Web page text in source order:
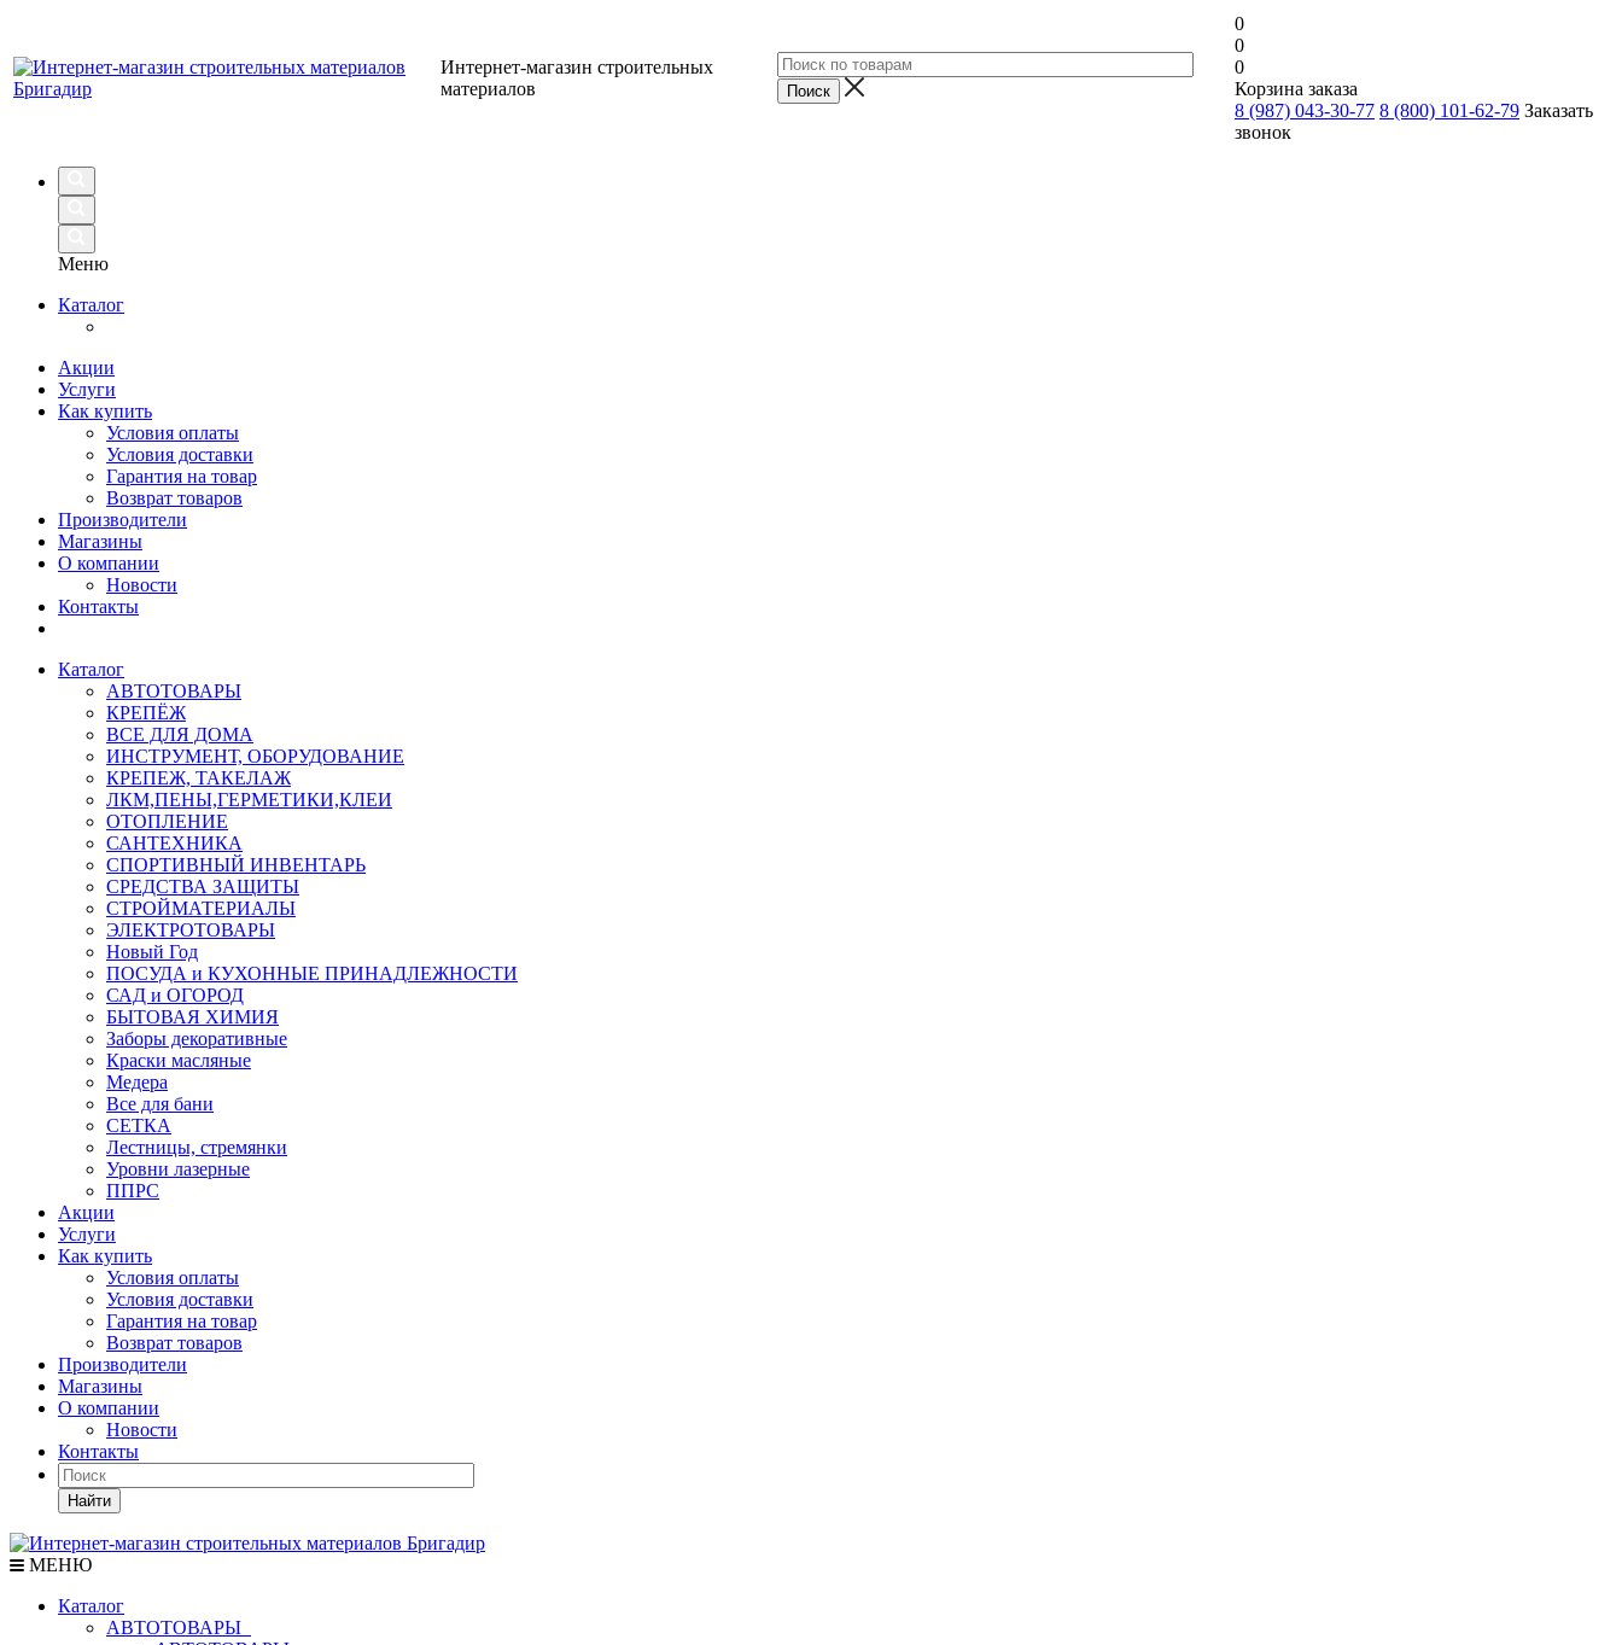
Интернет-магазин строительных
материалов
0
0
0
Корзина заказа
8 (987) 043-30-77 8 (800) 101-62-79 Заказать
звонок
Меню
Каталог
Акции
Услуги
Как купить
Условия оплаты
Условия доставки
Гарантия на товар
Возврат товаров
Производители
Магазины
О компании
Новости
Контакты
Каталог
АВТОТОВАРЫ
КРЕПЁЖ
ВСЕ ДЛЯ ДОМА
ИНСТРУМЕНТ, ОБОРУДОВАНИЕ
КРЕПЕЖ, ТАКЕЛАЖ
ЛКМ,ПЕНЫ,ГЕРМЕТИКИ,КЛЕИ
ОТОПЛЕНИЕ
САНТЕХНИКА
СПОРТИВНЫЙ ИНВЕНТАРЬ
СРЕДСТВА ЗАЩИТЫ
СТРОЙМАТЕРИАЛЫ
ЭЛЕКТРОТОВАРЫ
Новый Год
ПОСУДА и КУХОННЫЕ ПРИНАДЛЕЖНОСТИ
САД и ОГОРОД
БЫТОВАЯ ХИМИЯ
Заборы декоративные
Краски масляные
Медера
Все для бани
СЕТКА
Лестницы, стремянки
Уровни лазерные
ППРС
Акции
Услуги
Как купить
Условия оплаты
Условия доставки
Гарантия на товар
Возврат товаров
Производители
Магазины
О компании
Новости
Контакты
Найти
МЕНЮ
Каталог
АВТОТОВАРЫ